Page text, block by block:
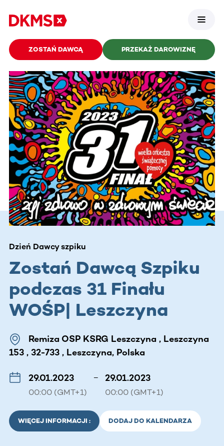
ZOSTAŃ DAWCĄ PRZEKAŻ DAROWIZNĘ
Dzień Dawcy szpiku
Zostań Dawcą Szpiku
podczas 31 Finału
WOŚP| Leszczyna
Remiza OSP KSRG Leszczyna , Leszczyna
153 , 32-733 , Leszczyna, Polska
29.01.2023
00:00 (GMT+1)
– 29.01.2023
00:00 (GMT+1)
WIĘCEJ INFORMACJI : DODAJ DO KALENDARZA